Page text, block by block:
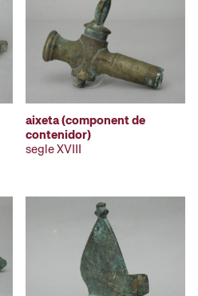
aixeta (component de
contenidor)
segle XVIII